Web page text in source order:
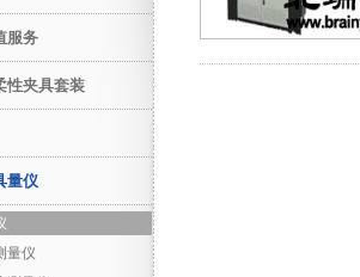
服务
性夹具套装
量仪
量仪